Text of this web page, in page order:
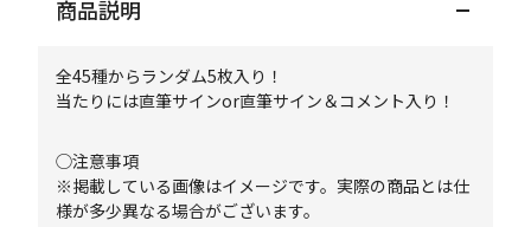
商品説明
全45種からランダム5枚入り！
当たりには直筆サインor直筆サイン＆コメント入り！
◯注意事項
※掲載している画像はイメージです。実際の商品とは仕
様が多少異なる場合がございます。